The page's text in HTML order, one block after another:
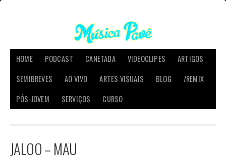
HOME PODCAST CANETADA VIDEOCLIPES
ARTIGOS
SEMIBREVES
AO VIVO ARTES VISUAIS BLOG
/REMIX
PÓS-JOVEM
SERVIÇOS CURSO
JALOO – MAU